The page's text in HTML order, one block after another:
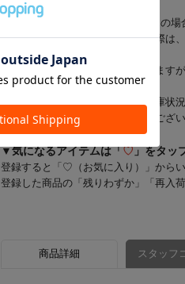
※お支払い方法がd払い・メルペイの場
一部商品のキャンセルが発生した際は
す。
お客様にはご迷惑をおかけいたします
※一部の商品では、商品仕様や在庫状
店舗在庫を表示していない場合がござ
▼気になるアイテムは「 ♡ 」をタッ
登録すると「♡（お気に入り）」から
登録した商品の「残りわずか」「再入
商品詳細 スタッフ